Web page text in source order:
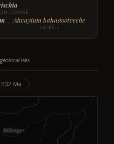
CLASSÉ ›
› Ahvaytum bahndooiveche
ESPÈCE
Ma